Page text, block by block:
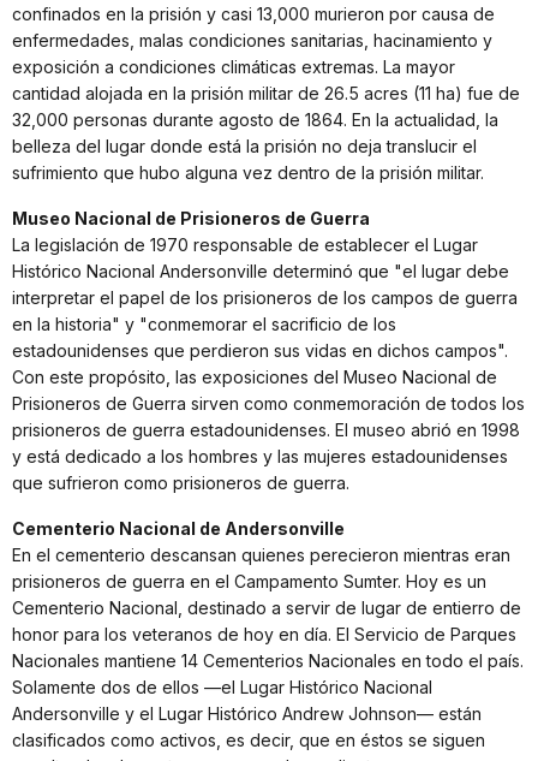
confinados en la prisión y casi 13,000 murieron por causa de
enfermedades, malas condiciones sanitarias, hacinamiento y
exposición a condiciones climáticas extremas. La mayor
cantidad alojada en la prisión militar de 26.5 acres (11 ha) fue de
32,000 personas durante agosto de 1864. En la actualidad, la
belleza del lugar donde está la prisión no deja translucir el
sufrimiento que hubo alguna vez dentro de la prisión militar.
Museo Nacional de Prisioneros de Guerra
La legislación de 1970 responsable de establecer el Lugar
Histórico Nacional Andersonville determinó que "el lugar debe
interpretar el papel de los prisioneros de los campos de guerra
en la historia" y "conmemorar el sacrificio de los
estadounidenses que perdieron sus vidas en dichos campos".
Con este propósito, las exposiciones del Museo Nacional de
Prisioneros de Guerra sirven como conmemoración de todos los
prisioneros de guerra estadounidenses. El museo abrió en 1998
y está dedicado a los hombres y las mujeres estadounidenses
que sufrieron como prisioneros de guerra.
Cementerio Nacional de Andersonville
En el cementerio descansan quienes perecieron mientras eran
prisioneros de guerra en el Campamento Sumter. Hoy es un
Cementerio Nacional, destinado a servir de lugar de entierro de
honor para los veteranos de hoy en día. El Servicio de Parques
Nacionales mantiene 14 Cementerios Nacionales en todo el país.
Solamente dos de ellos —el Lugar Histórico Nacional
Andersonville y el Lugar Histórico Andrew Johnson— están
clasificados como activos, es decir, que en éstos se siguen